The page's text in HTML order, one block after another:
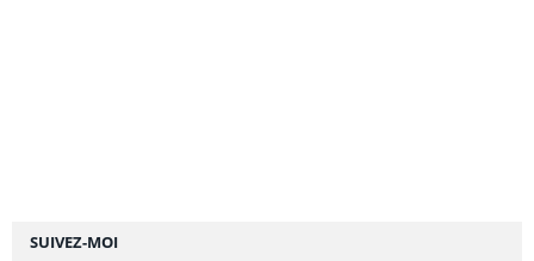
SUIVEZ-MOI